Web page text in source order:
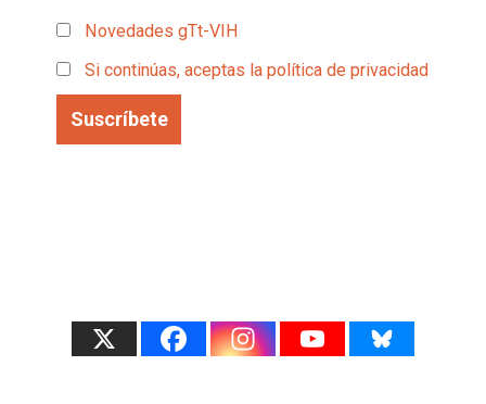
Novedades gTt-VIH
Si continúas, aceptas la política de privacidad